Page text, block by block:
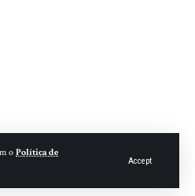
o Política de
Accept